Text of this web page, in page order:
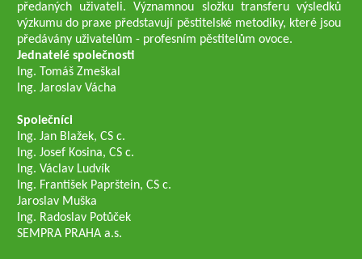
předaných uživateli. Významnou složku transferu výsledků
výzkumu do praxe představují pěstitelské metodiky, které jsou
předávány uživatelům - profesním pěstitelům ovoce.
Jednatelé společnosti
Ing. Tomáš Zmeškal
Ing. Jaroslav Vácha
Společníci
Ing. Jan Blažek, CS c.
Ing. Josef Kosina, CS c.
Ing. Václav Ludvík
Ing. František Paprštein, CS c.
Jaroslav Muška
Ing. Radoslav Potůček
SEMPRA PRAHA a.s.